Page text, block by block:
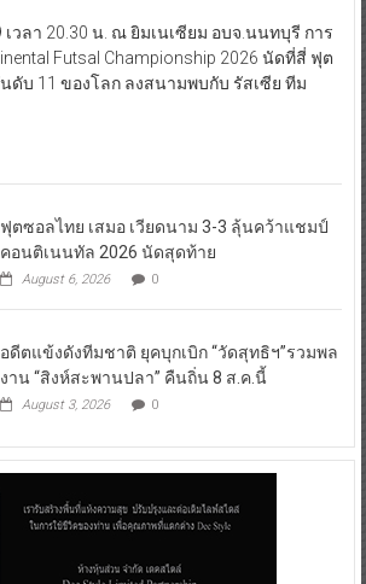
วลา 20.30 น. ณ ยิมเนเซียม อบจ.นนทบุรี การ
Futsal Championship 2026 นัดที่สี่ ฟุต
บ 11 ของโลก ลงสนามพบกับ รัสเซีย ทีม
ฟุตซอลไทย เสมอ เวียดนาม 3-3 ลุ้นคว้าแชมป์
คอนติเนนทัล 2026 นัดสุดท้าย
August 6, 2026 0
อดีตแข้งดังทีมชาติ ยุคบุกเบิก “วัดสุทธิฯ”รวมพล
งาน “สิงห์สะพานปลา” คืนถิ่น 8 ส.ค.นี้
August 3, 2026 0